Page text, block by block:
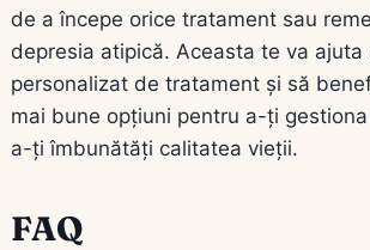
de a începe orice tratament sau
depresia atipică. Aceasta te va ajuta
personalizat de tratament și să
mai bune opțiuni pentru a-ți
a-ți îmbunătăți calitatea vieții.
FAQ